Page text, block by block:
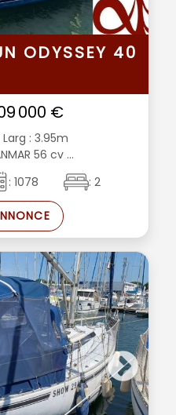
ODYSSEY 40
000 €
Larg : 3.95m
56 cv ...
: 1078 : 2